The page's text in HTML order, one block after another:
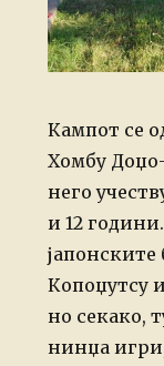
Кампот се
Хомбу
него
и 12
Копоџутсу
но секако,
нинџа